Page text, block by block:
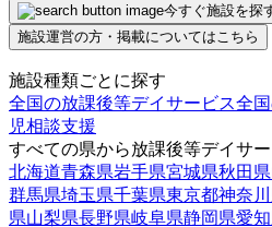
今すぐ施設を探
施設運営の方・掲載についてはこちら
施設種類ごとに探す
全国の放課後等デイサービス全
児相談支援
すべての県から放課後等デイサ
北海道青森県岩手県宮城県秋田県
群馬県埼玉県千葉県東京都神奈
県山梨県長野県岐阜県静岡県愛